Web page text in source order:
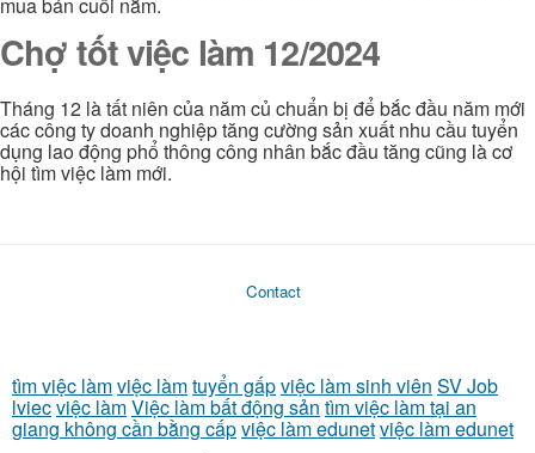
Chợ tốt việc làm 12/2024
Tháng 12 là tất niên của năm củ chuẩn bị để bắc đầu năm mới
các công ty doanh nghiệp tăng cường sản xuất nhu cầu tuyển
dụng lao động phổ thông công nhân bắc đầu tăng cũng là cơ
hội tìm việc làm mới.
Contact
tìm việc làmviệc làmtuyển gấpviệc làm sinh viên SV Job
lviecviệc làmViệc làm bất động sản tìm việc làm tại an
giang không cần bằng cấpviệc làm edunetviệc làm edunet